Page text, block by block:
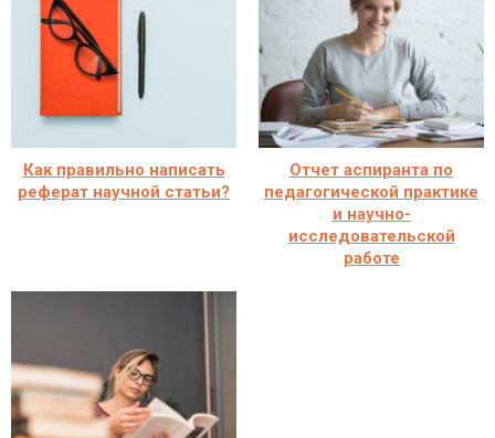
Как правильно написать
реферат научной статьи?
Отчет аспиранта по
педагогической практике
и научно-
исследовательской
работе